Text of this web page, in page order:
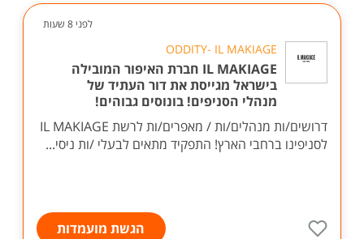
לפני 8 שעות
ODDITY- IL MAKIAGE
IL MAKIAGE חברת האיפור המובילה
בישראל מגייסת את דור העתיד של
מנהלי הסניפים! בונוסים גבוהים!
דרושים/ות מנהלים/ות / מאפרים/ות לרשת IL MAKIAGE
לסניפינו ברחבי הארץ! התפקיד מתאים לבעלי /ות ניסי...
הגשת מועמדות